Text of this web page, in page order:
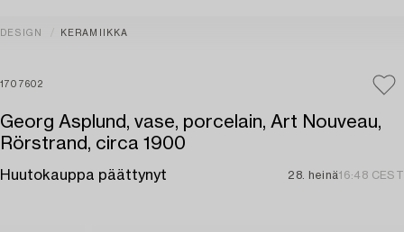
DESIGN KERAMIIKKA
1707602
Georg Asplund, vase, porcelain, Art Nouveau,
Rörstrand, circa 1900
Huutokauppa päättynyt 28. heinä16:48 CEST